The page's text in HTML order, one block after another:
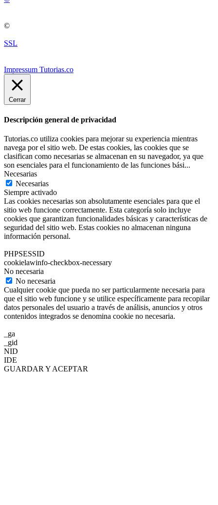
©
SSL
Impressum Tutorias.co
Cerrar
Descripción general de privacidad
Tutorias.co utiliza cookies para mejorar su experiencia mientras
navega por el sitio web. De estas cookies, las cookies que se
clasifican como necesarias se almacenan en su navegador, ya que
son esenciales para el funcionamiento de las funciones bási...
Necesarias
Necesarias
Siempre activado
Las cookies necesarias son absolutamente esenciales para que el
sitio web funcione correctamente. Esta categoría solo incluye
cookies que garantizan funcionalidades básicas y características de
seguridad del sitio web. Estas cookies no almacenan ninguna
información personal.
PHPSESSID
cookielawinfo-checkbox-necessary
No necesaria
No necesaria
Cualquier cookie que pueda no ser particularmente necesaria para
que el sitio web funcione y se utilice específicamente para recopilar
datos personales del usuario a través de análisis, anuncios y otros
contenidos integrados se denomina cookie no necesaria.
_ga
_gid
NID
IDE
GUARDAR Y ACEPTAR